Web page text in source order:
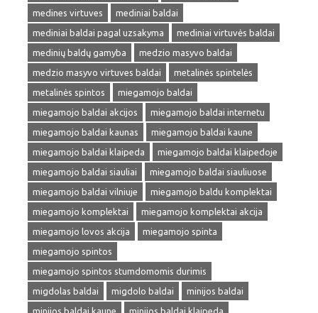
medines virtuves
mediniai baldai
mediniai baldai pagal uzsakyma
mediniai virtuvės baldai
medinių baldų gamyba
medzio masyvo baldai
medzio masyvo virtuves baldai
metalinės spintelės
metalinės spintos
miegamojo baldai
miegamojo baldai akcijos
miegamojo baldai internetu
miegamojo baldai kaunas
miegamojo baldai kaune
miegamojo baldai klaipeda
miegamojo baldai klaipedoje
miegamojo baldai siauliai
miegamojo baldai siauliuose
miegamojo baldai vilniuje
miegamojo baldu komplektai
miegamojo komplektai
miegamojo komplektai akcija
miegamojo lovos akcija
miegamojo spinta
miegamojo spintos
miegamojo spintos stumdomomis durimis
migdolas baldai
migdolo baldai
minijos baldai
minijos baldai kaune
minijos baldai klaipeda